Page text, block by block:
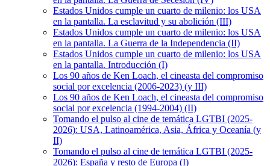
Estados Unidos cumple un cuarto de milenio: los USA
en la pantalla. La esclavitud y su abolición (III)
Estados Unidos cumple un cuarto de milenio: los USA
en la pantalla. La Guerra de la Independencia (II)
Estados Unidos cumple un cuarto de milenio: los USA
en la pantalla. Introducción (I)
Los 90 años de Ken Loach, el cineasta del compromiso
social por excelencia (2006-2023) (y III)
Los 90 años de Ken Loach, el cineasta del compromiso
social por excelencia (1994-2004) (II)
Tomando el pulso al cine de temática LGTBI (2025-
2026): USA, Latinoamérica, Asia, África y Oceanía (y
II)
Tomando el pulso al cine de temática LGTBI (2025-
2026): España y resto de Europa (I)